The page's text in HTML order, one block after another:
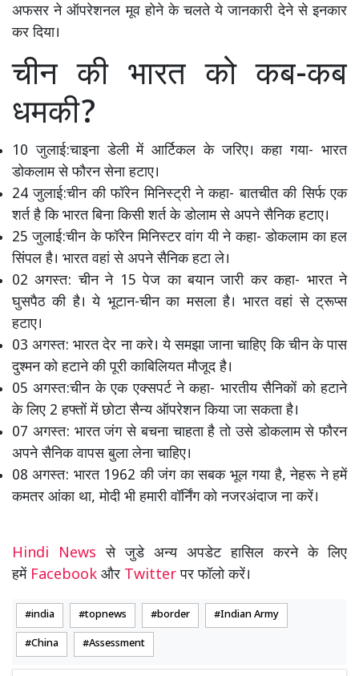
अफसर ने ऑपरेशनल मूव होने के चलते ये जानकारी देने से इनकार
कर दिया।
चीन की भारत को कब-कब
धमकी?
10 जुलाई:चाइना डेली में आर्टिकल के जरिए। कहा गया- भारत
डोकलाम से फौरन सेना हटाए।
24 जुलाई:चीन की फॉरेन मिनिस्ट्री ने कहा- बातचीत की सिर्फ एक
शर्त है कि भारत बिना किसी शर्त के डोलाम से अपने सैनिक हटाए।
25 जुलाई:चीन के फॉरेन मिनिस्टर वांग यी ने कहा- डोकलाम का हल
सिंपल है। भारत वहां से अपने सैनिक हटा ले।
02 अगस्त: चीन ने 15 पेज का बयान जारी कर कहा- भारत ने
घुसपैठ की है। ये भूटान-चीन का मसला है। भारत वहां से ट्रूप्स
हटाए।
03 अगस्त: भारत देर ना करे। ये समझा जाना चाहिए कि चीन के पास
दुश्मन को हटाने की पूरी काबिलियत मौजूद है।
05 अगस्त:चीन के एक एक्सपर्ट ने कहा- भारतीय सैनिकों को हटाने
के लिए 2 हफ्तों में छोटा सैन्य ऑपरेशन किया जा सकता है।
07 अगस्त: भारत जंग से बचना चाहता है तो उसे डोकलाम से फौरन
अपने सैनिक वापस बुला लेना चाहिए।
08 अगस्त: भारत 1962 की जंग का सबक भूल गया है, नेहरू ने हमें
कमतर आंका था, मोदी भी हमारी वॉर्निंग को नजरअंदाज ना करें।
Hindi Newsसे जुडे अन्य अपडेट हासिल करने के लिए
हमें Facebook और Twitterपर फॉलो करें।
india topnews border Indian Army
China Assessment